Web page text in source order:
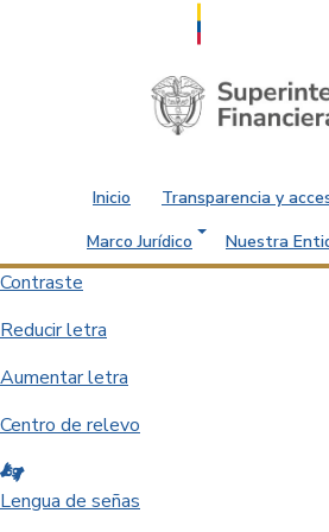
Saltar al contenido principal
Inicio Transparencia y
Marco Jurídico
Nuestra
Contraste
Reducir letra
Aumentar letra
Centro de relevo
Lengua de señas